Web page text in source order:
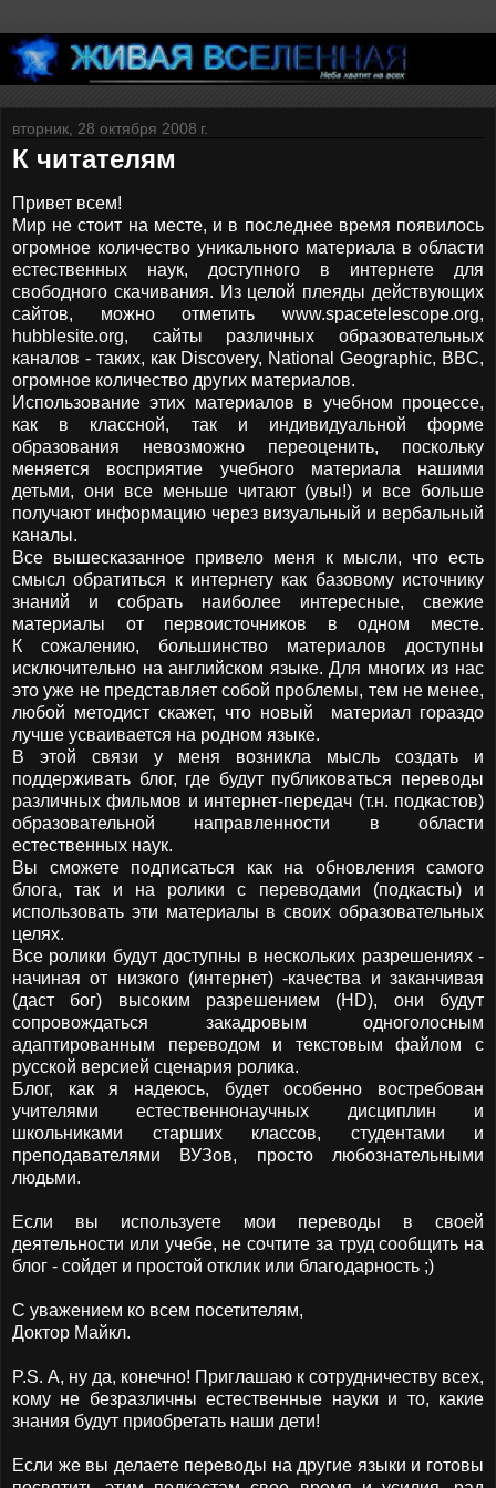
вторник, 28 октября 2008 г.
К читателям
Привет всем!
Мир не стоит на месте, и в последнее время появилось
огромное количество уникального материала в области
естественных наук, доступного в интернете для
свободного скачивания. Из целой плеяды действующих
сайтов, можно отметить www.spacetelescope.org,
hubblesite.org, сайты различных образовательных
каналов - таких, как Discovery, National Geographic, BBC,
огромное количество других материалов.
Использование этих материалов в учебном процессе,
как в классной, так и индивидуальной форме
образования невозможно переоценить, поскольку
меняется восприятие учебного материала нашими
детьми, они все меньше читают (увы!) и все больше
получают информацию через визуальный и вербальный
каналы.
Все вышесказанное привело меня к мысли, что есть
смысл обратиться к интернету как базовому источнику
знаний и собрать наиболее интересные, свежие
материалы от первоисточников в одном месте.
К сожалению, большинство материалов доступны
исключительно на английском языке. Для многих из нас
это уже не представляет собой проблемы, тем не менее,
любой методист скажет, что новый материал гораздо
лучше усваивается на родном языке.
В этой связи у меня возникла мысль создать и
поддерживать блог, где будут публиковаться переводы
различных фильмов и интернет-передач (т.н. подкастов)
образовательной направленности в области
естественных наук.
Вы сможете подписаться как на обновления самого
блога, так и на ролики с переводами (подкасты) и
использовать эти материалы в своих образовательных
целях.
Все ролики будут доступны в нескольких разрешениях -
начиная от низкого (интернет) -качества и заканчивая
(даст бог) высоким разрешением (HD), они будут
сопровождаться закадровым одноголосным
адаптированным переводом и текстовым файлом с
русской версией сценария ролика.
Блог, как я надеюсь, будет особенно востребован
учителями естественнонаучных дисциплин и
школьниками старших классов, студентами и
преподавателями ВУЗов, просто любознательными
людьми.
Если вы используете мои переводы в своей
деятельности или учебе, не сочтите за труд сообщить на
блог - сойдет и простой отклик или благодарность ;)
С уважением ко всем посетителям,
Доктор Майкл.
P.S. А, ну да, конечно! Приглашаю к сотрудничеству всех,
кому не безразличны естественные науки и то, какие
знания будут приобретать наши дети!
Если же вы делаете переводы на другие языки и готовы